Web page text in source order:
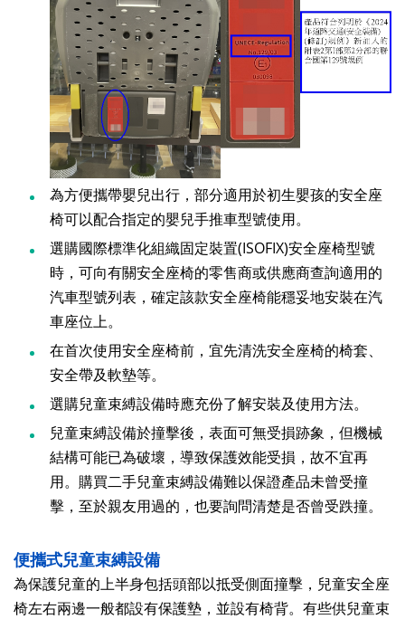
為方便攜帶嬰兒出行，部分適用於初生嬰孩的安全座
椅可以配合指定的嬰兒手推車型號使用。
選購國際標準化組織固定裝置(ISOFIX)安全座椅型號
時，可向有關安全座椅的零售商或供應商查詢適用的
汽車型號列表，確定該款安全座椅能穩妥地安裝在汽
車座位上。
在首次使用安全座椅前，宜先清洗安全座椅的椅套、
安全帶及軟墊等。
選購兒童束縛設備時應充份了解安裝及使用方法。
兒童束縛設備於撞擊後，表面可無受損跡象，但機械
結構可能已為破壞，導致保護效能受損，故不宜再
用。購買二手兒童束縛設備難以保證產品未曾受撞
擊，至於親友用過的，也要詢問清楚是否曾受跌撞。
便攜式兒童束縛設備
為保護兒童的上半身包括頭部以抵受側面撞擊，兒童安全座
椅左右兩邊一般都設有保護墊，並設有椅背。有些供兒童束